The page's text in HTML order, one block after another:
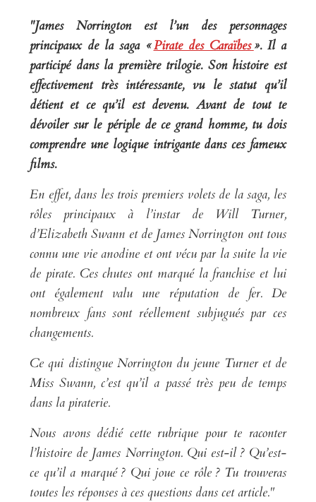
"James Norrington est l’un des personnages
principaux de la saga «Pirate des Caraïbes». Il a
participé dans la première trilogie. Son histoire est
effectivement très intéressante, vu le statut qu’il
détient et ce qu’il est devenu. Avant de tout te
dévoiler sur le périple de ce grand homme, tu dois
comprendre une logique intrigante dans ces fameux
films.
En effet, dans les trois premiers volets de la saga, les
rôles principaux à l’instar de Will Turner,
d’Elizabeth Swann et de James Norrington ont tous
connu une vie anodine et ont vécu par la suite la vie
de pirate. Ces chutes ont marqué la franchise et lui
ont également valu une réputation de fer. De
nombreux fans sont réellement subjugués par ces
changements.
Ce qui distingue Norrington du jeune Turner et de
Miss Swann, c’est qu’il a passé très peu de temps
dans la piraterie.
Nous avons dédié cette rubrique pour te raconter
l’histoire de James Norrington. Qui est-il ? Qu’est-
ce qu’il a marqué ? Qui joue ce rôle ? Tu trouveras
toutes les réponses à ces questions dans cet article."